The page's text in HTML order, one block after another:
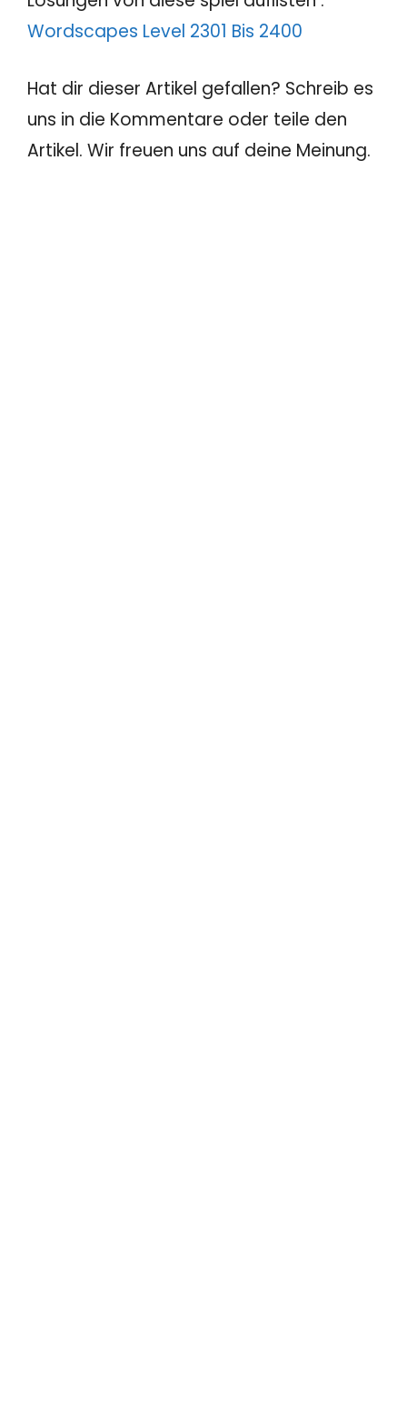
Wordscapes Level 2301 Bis 2400
Hat dir dieser Artikel gefallen? Schreib es
uns in die Kommentare oder teile den
Artikel. Wir freuen uns auf deine Meinung.